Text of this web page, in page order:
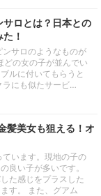
ロとは？日本との
！
サロのようなものが
どの女の子が並んでい
ルに付いてもらうと
にも似たサービ…
美女も狙える！オ
います。現地の子の
良い子が多いです。
た感じをプラスした
す。 また、グアム